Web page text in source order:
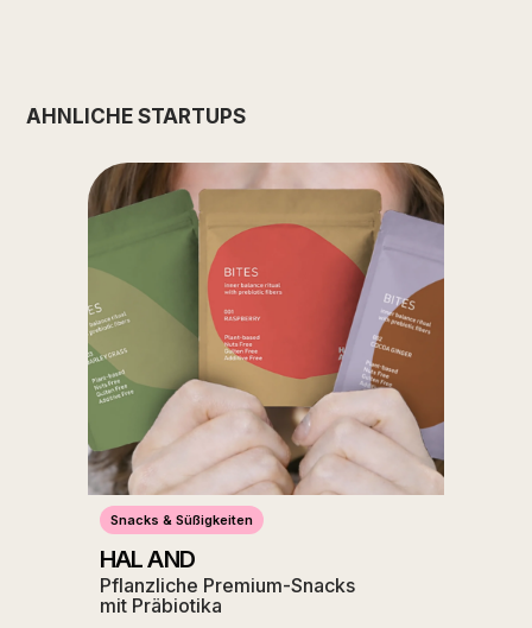
ÄHNLICHE STARTUPS
Snacks & Süßigkeiten
HAL AND
Pflanzliche Premium-Snacks
mit Präbiotika